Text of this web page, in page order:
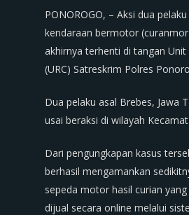
PONOROGO, – Aksi dua
kendaraan bermotor
akhirnya terhenti di tangan Unit
(URC) Satreskrim Polres
Dua pelaku asal Brebes, Jawa
usai beraksi di wilayah
Dari pengungkapan kasus
berhasil mengamankan
sepeda motor hasil curian
dijual secara online melalui